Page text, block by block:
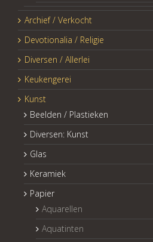
Archief / Verkocht
Devotionalia / Religie
Diversen / Allerlei
Keukengerei
Kunst
Beelden / Plastieken
Diversen: Kunst
Glas
Keramiek
Papier
Aquarellen
Aquatinten